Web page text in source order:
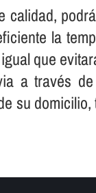
calidad,
la
que
a través
su